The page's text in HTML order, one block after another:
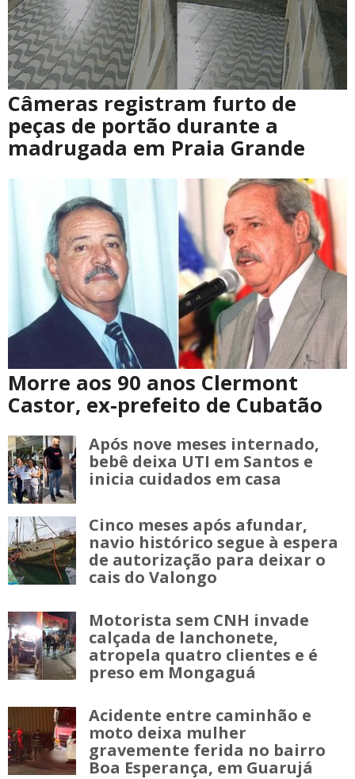
Câmeras registram furto de
peças de portão durante a
madrugada em Praia Grande
Morre aos 90 anos Clermont
Castor, ex-prefeito de Cubatão
Após nove meses internado,
bebê deixa UTI em Santos e
inicia cuidados em casa
Cinco meses após afundar,
navio histórico segue à espera
de autorização para deixar o
cais do Valongo
Motorista sem CNH invade
calçada de lanchonete,
atropela quatro clientes e é
preso em Mongaguá
Acidente entre caminhão e
moto deixa mulher
gravemente ferida no bairro
Boa Esperança, em Guarujá